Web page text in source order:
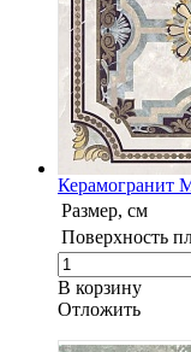
Керамогранит
Размер, см
Поверхность
В корзину
Oтложить